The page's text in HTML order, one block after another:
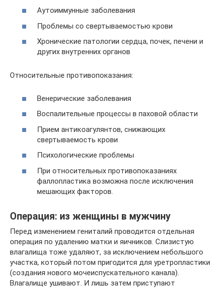
Аутоиммунные заболевания
Проблемы со свертываемостью крови
Хронические патологии сердца, почек, печени и
других внутренних органов
Относительные противопоказания:
Венерические заболевания
Воспалительные процессы в паховой области
Прием антикоагулянтов, снижающих
свертываемость крови
Психологические проблемы
При относительных противопоказаниях
фаллопластика возможна после исключения
мешающих факторов.
Операция: из женщины в мужчину
Перед изменением гениталий проводится отдельная
операция по удалению матки и яичников. Слизистую
влагалища тоже удаляют, за исключением небольшого
участка, который потом пригодится для уретропластики
(создания нового мочеиспускательного канала).
Влагалище ушивают. И лишь затем приступают